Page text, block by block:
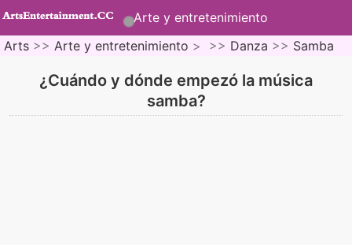
Arte y entretenimiento
Arts >> Arte y entretenimiento > >> Danza >> Samba
¿Cuándo y dónde empezó la música
samba?